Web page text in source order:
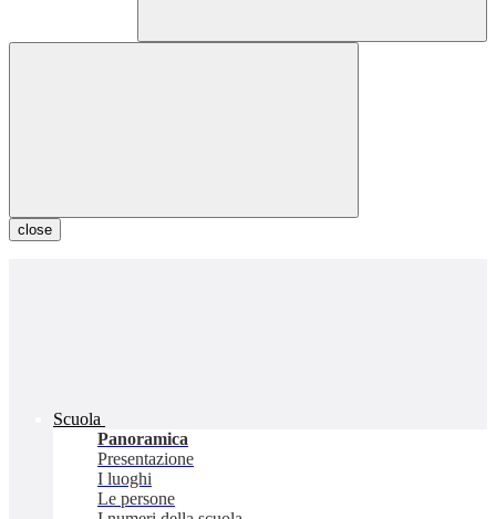
close
Scuola
Panoramica
Presentazione
I luoghi
Le persone